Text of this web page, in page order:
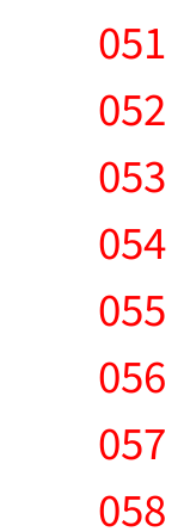
051
052
053
054
055
056
057
058